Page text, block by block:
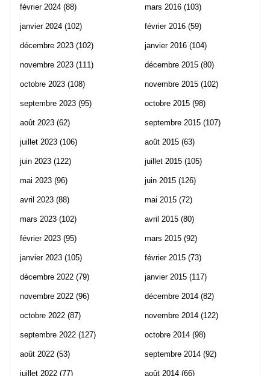
février 2024 (88)
janvier 2024 (102)
décembre 2023 (102)
novembre 2023 (111)
octobre 2023 (108)
septembre 2023 (95)
août 2023 (62)
juillet 2023 (106)
juin 2023 (122)
mai 2023 (96)
avril 2023 (88)
mars 2023 (102)
février 2023 (95)
janvier 2023 (105)
décembre 2022 (79)
novembre 2022 (96)
octobre 2022 (87)
septembre 2022 (127)
août 2022 (53)
juillet 2022 (77)
mars 2016 (103)
février 2016 (59)
janvier 2016 (104)
décembre 2015 (80)
novembre 2015 (102)
octobre 2015 (98)
septembre 2015 (107)
août 2015 (63)
juillet 2015 (105)
juin 2015 (126)
mai 2015 (72)
avril 2015 (80)
mars 2015 (92)
février 2015 (73)
janvier 2015 (117)
décembre 2014 (82)
novembre 2014 (122)
octobre 2014 (98)
septembre 2014 (92)
août 2014 (66)